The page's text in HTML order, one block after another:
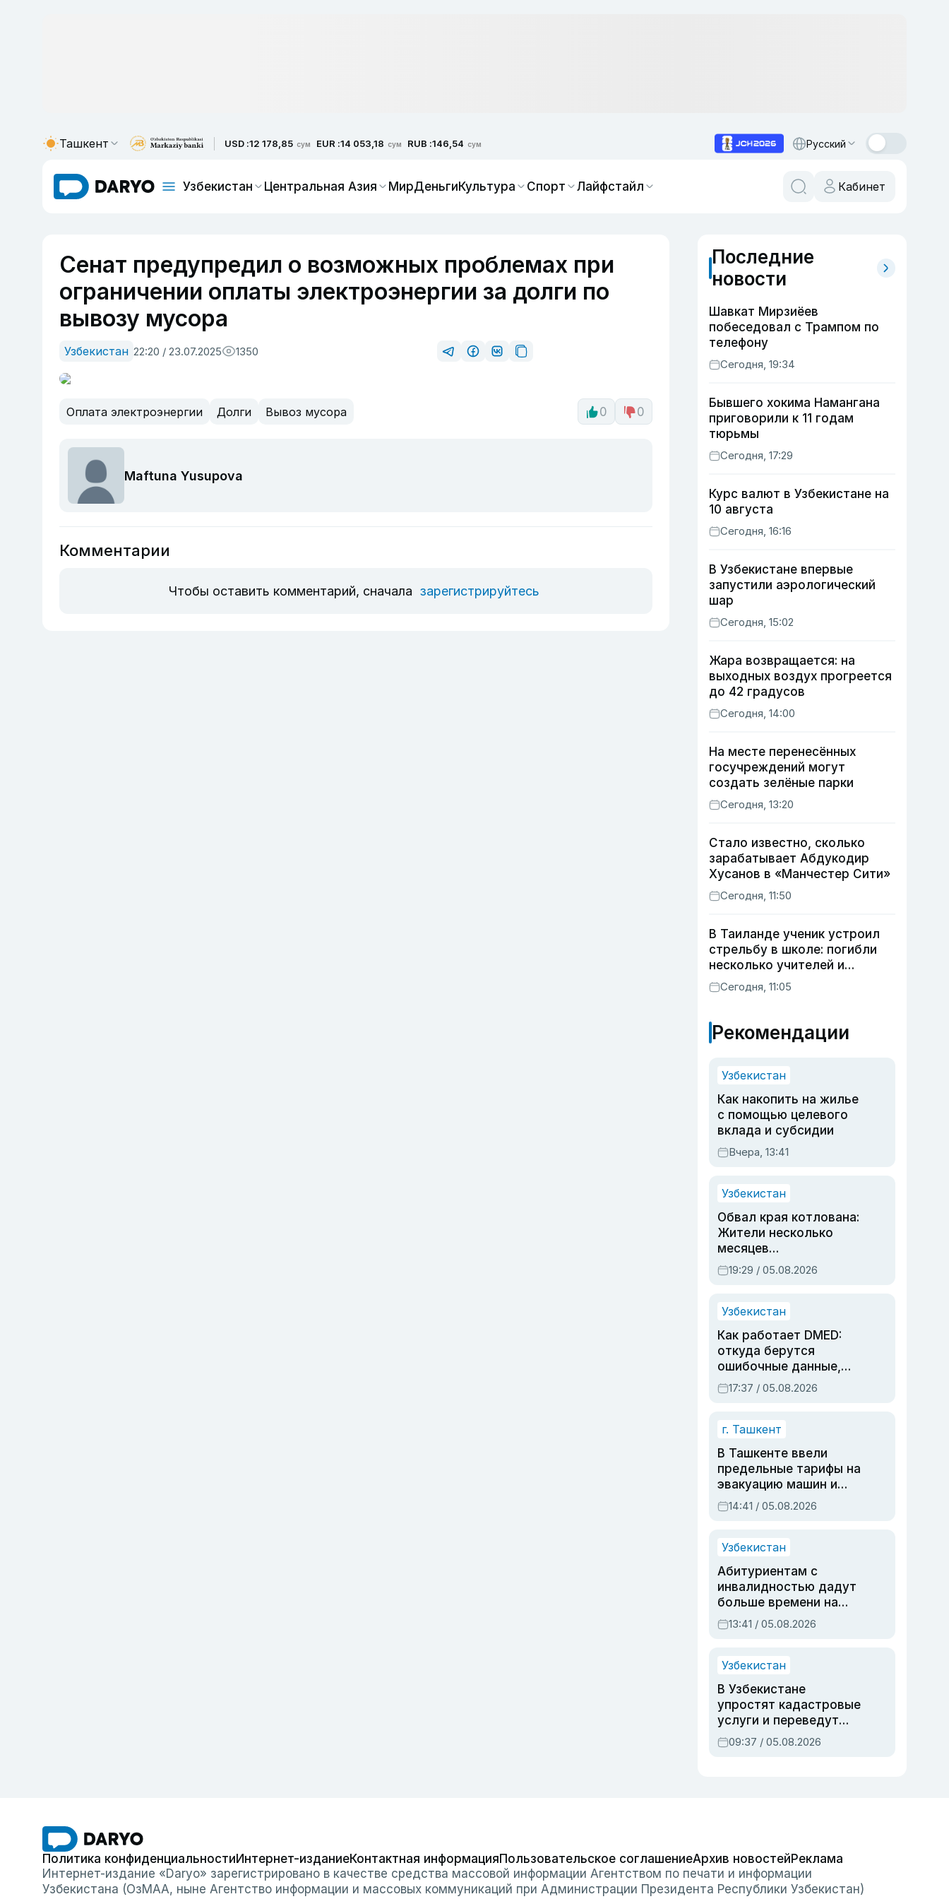
Ташкент USD :12 178,85 сум EUR :14 053,18 сум RUB :146,54 сум Русский
Узбекистан Центральная Азия МирДеньгиКультура Спорт Лайфстайл Кабинет
Сенат предупредил о возможных проблемах при
ограничении оплаты электроэнергии за долги по
вывозу мусора
Узбекистан 22:20 / 23.07.2025 1350
Оплата электроэнергии Долги Вывоз мусора 0 0
Maftuna Yusupova
Комментарии
Чтобы оставить комментарий, сначала зарегистрируйтесь
Последние
новости
Шавкат Мирзиёев
побеседовал с Трампом по
телефону
Сегодня, 19:34
Бывшего хокима Намангана
приговорили к 11 годам
тюрьмы
Сегодня, 17:29
Курс валют в Узбекистане на
10 августа
Сегодня, 16:16
В Узбекистане впервые
запустили аэрологический
шар
Сегодня, 15:02
Жара возвращается: на
выходных воздух прогреется
до 42 градусов
Сегодня, 14:00
На месте перенесённых
госучреждений могут
создать зелёные парки
Сегодня, 13:20
Стало известно, сколько
зарабатывает Абдукодир
Хусанов в «Манчестер Сити»
Сегодня, 11:50
В Таиланде ученик устроил
стрельбу в школе: погибли
несколько учителей и
учащихся
Сегодня, 11:05
Рекомендации
Узбекистан
Как накопить на жилье
с помощью целевого
вклада и субсидии
Вчера, 13:41
Узбекистан
Обвал края котлована:
Жители несколько
месяцев
предупреждали об
опасности, но стройка
19:29 / 05.08.2026
Узбекистан
Как работает DMED:
откуда берутся
ошибочные данные,
дубли аккаунтов и
очереди по онлайн-
17:37 / 05.08.2026
г. Ташкент
В Ташкенте ввели
предельные тарифы на
эвакуацию машин и
штрафстоянки
14:41 / 05.08.2026
Узбекистан
Абитуриентам с
инвалидностью дадут
больше времени на
вступительных
экзаменах
13:41 / 05.08.2026
Узбекистан
В Узбекистане
упростят кадастровые
услуги и переведут
регистрацию
недвижимости в
09:37 / 05.08.2026
Политика конфиденциальностиИнтернет-изданиеКонтактная информацияПользовательское соглашениеАрхив новостейРеклама
Интернет-издание «Daryo» зарегистрировано в качестве средства массовой информации Агентством по печати и информации
Узбекистана (ОзМАА, ныне Агентство информации и массовых коммуникаций при Администрации Президента Республики Узбекистан)